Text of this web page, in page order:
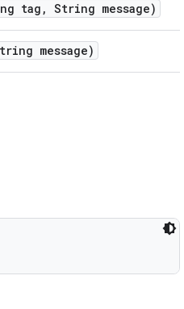
tag , String message)
message)